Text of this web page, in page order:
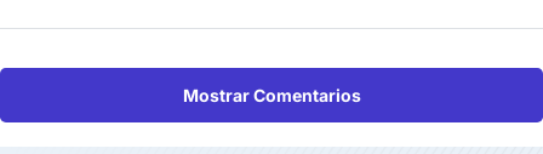
Mostrar Comentarios